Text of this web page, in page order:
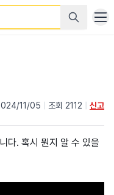
11/05 조회 2112 신고
다. 혹시 뭔지 알 수 있을